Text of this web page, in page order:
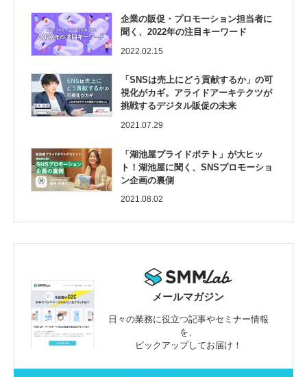
企業の販促・プロモーション担当者に
聞く、2022年の注目キーワード
2022.02.15
「SNSは売上にどう貢献するか」の可
視化がカギ。アライドアーキテクツが
挑戦するデジタル販促の未来
2021.07.29
「湖池屋プライドポテト」が大ヒッ
ト！湖池屋に聞く、SNSプロモーショ
ン企画の裏側
2021.08.02
メールマガジン
日々の業務に役立つ記事やセミナー情報
を、
ピックアップしてお届け！